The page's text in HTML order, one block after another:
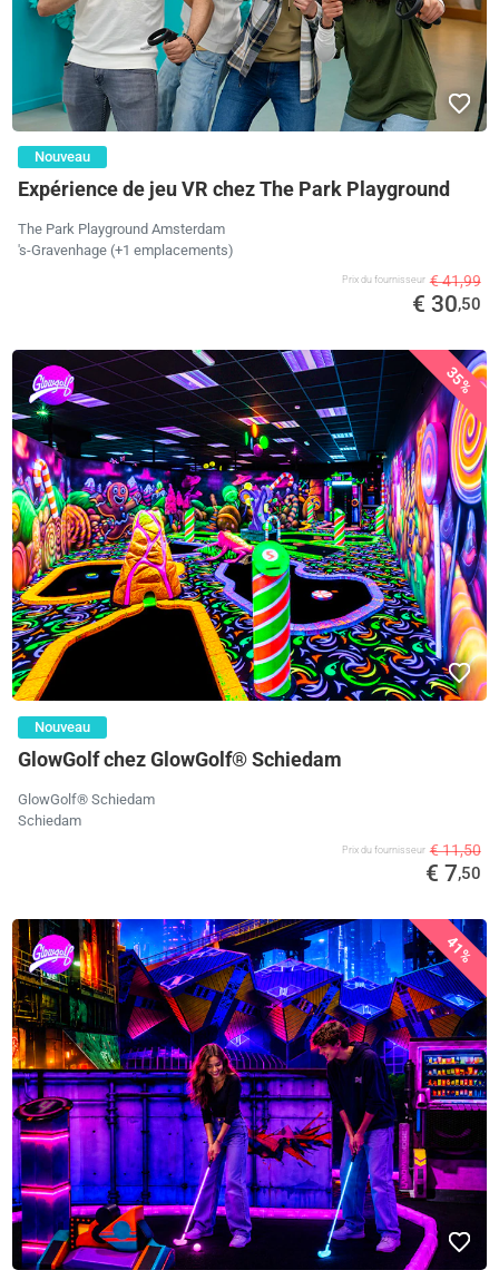
Nouveau
Expérience de jeu VR chez The Park Playground
The Park Playground Amsterdam
's-Gravenhage (+1 emplacements)
Prix ​​du fournisseur € 41,99
€ 30,50
35%
Nouveau
GlowGolf chez GlowGolf® Schiedam
GlowGolf® Schiedam
Schiedam
Prix ​​du fournisseur € 11,50
€ 7,50
41%